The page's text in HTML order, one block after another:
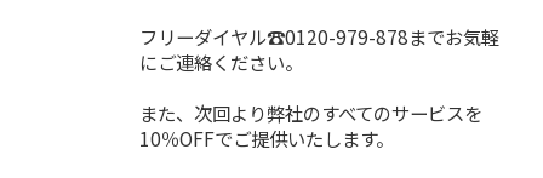
フリーダイヤル☎0120-979-878までお気軽
にご連絡ください。
また、次回より弊社のすべてのサービスを
10％OFFでご提供いたします。